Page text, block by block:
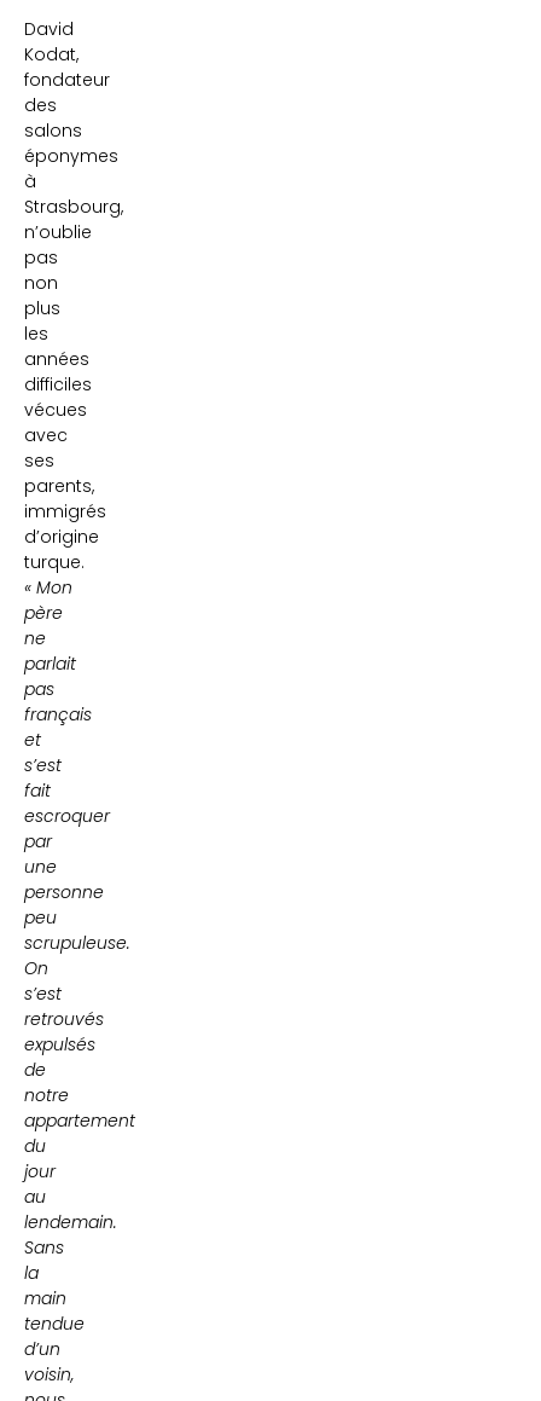
David
Kodat,
fondateur
des
salons
éponymes
à
Strasbourg,
n’oublie
pas
non
plus
les
années
difficiles
vécues
avec
ses
parents,
immigrés
d’origine
turque.
« Mon
père
ne
parlait
pas
français
et
s’est
fait
escroquer
par
une
personne
peu
scrupuleuse.
On
s’est
retrouvés
expulsés
de
notre
appartement
du
jour
au
lendemain.
Sans
la
main
tendue
d’un
voisin,